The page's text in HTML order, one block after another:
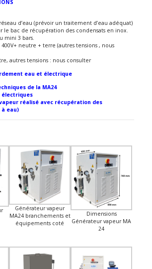
d’eau (prévoir un traitement d’eau adéquat)
le bac de récupération des condensats en inox.
mini 3 bars.
400V+ neutre + terre (autres tensions , nous
autres tensions : nous consulter
eau et électrique
de la MA24
électriques
réalisé avec récupération des
à eau)
Générateur vapeur
MA24 branchements et
équipements coté
Dimensions
Générateur vapeur MA
24